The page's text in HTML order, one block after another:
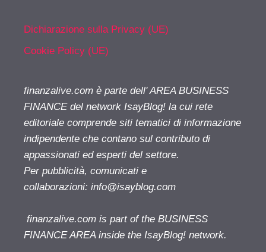
Dichiarazione sulla Privacy (UE)
Cookie Policy (UE)
finanzalive.com è parte dell' AREA BUSINESS
FINANCE del network IsayBlog! la cui rete
editoriale comprende siti tematici di informazione
indipendente che contano sul contributo di
appassionati ed esperti del settore.
Per pubblicità, comunicati e
collaborazioni: info@isayblog.com
finanzalive.com is part of the BUSINESS
FINANCE AREA inside the IsayBlog! network.